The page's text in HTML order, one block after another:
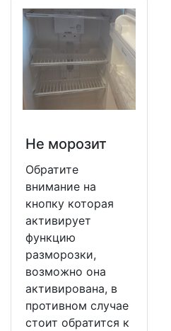
Не морозит
Обратите
внимание на
кнопку которая
активирует
функцию
разморозки,
возможно она
активирована, в
противном случае
стоит обратится к